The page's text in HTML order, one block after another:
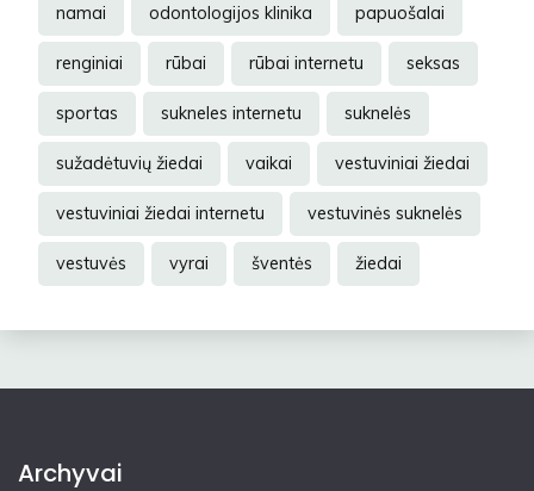
namai odontologijos klinika papuošalai
renginiai rūbai rūbai internetu seksas
sportas sukneles internetu suknelės
sužadėtuvių žiedai vaikai vestuviniai žiedai
vestuviniai žiedai internetu vestuvinės suknelės
vestuvės vyrai šventės žiedai
Archyvai